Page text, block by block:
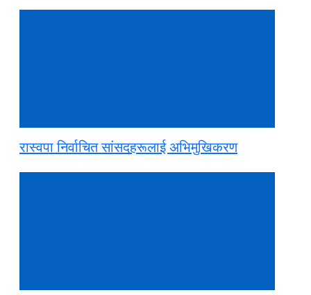
रास्वपा निर्वाचित सांसदहरूलाई अभिमुखिकरण